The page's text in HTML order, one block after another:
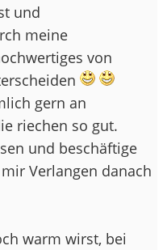
und
meine
von
gern an
riechen so gut.
und beschäftige
Verlangen danach
warm wirst, bei